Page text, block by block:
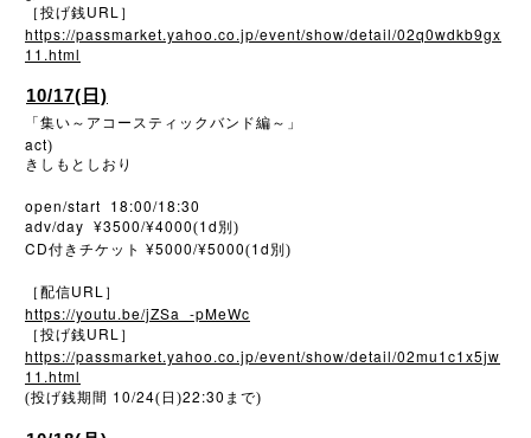
［投げ銭URL ］
https://passmarket.yahoo.co.jp/event/show/detail/02q0wdkb9gx
11.html
10/17(日)
「集い～アコースティックバンド編～」
act)
きしもとしおり
open/start 18:00/18:30
adv/day ¥3500/¥4000(1d 別)
CD付きチケット ¥5000/¥5000(1d 別)
［配信URL ］
https://youtu.be/jZSa_-pMeWc
［投げ銭URL ］
https://passmarket.yahoo.co.jp/event/show/detail/02mu1c1x5jw
11.html
(投げ銭期間 10/24(日)22:30 まで)